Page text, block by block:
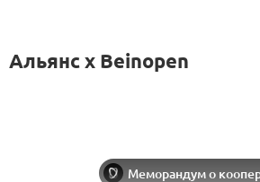
Альянс x Beinopen
Меморандум о